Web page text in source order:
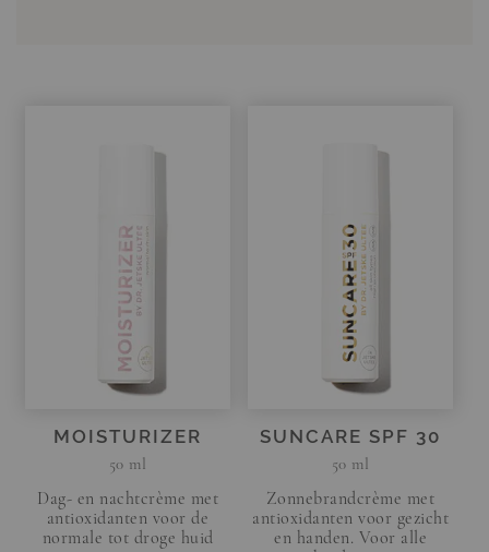
MOISTURIZER
50 ml
Dag- en nachtcrème met
antioxidanten voor de
normale tot droge huid
SUNCARE SPF 30
50 ml
Zonnebrandcrème met
antioxidanten voor gezicht
en handen. Voor alle